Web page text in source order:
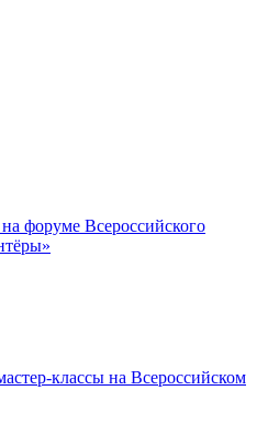
форуме Всероссийского
классы на Всероссийском